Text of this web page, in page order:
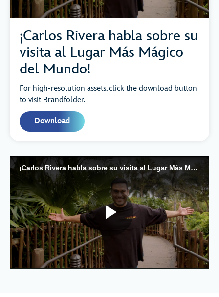
¡Carlos Rivera habla sobre su
visita al Lugar Más Mágico
del Mundo!
For high-resolution assets, click the download button
to visit Brandfolder.
Download